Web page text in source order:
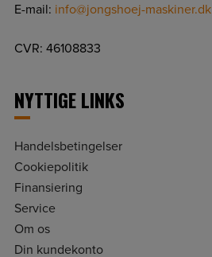
E-mail: info@jongshoej-maskiner.dk
CVR: 46108833
NYTTIGE LINKS
Handelsbetingelser
Cookiepolitik
Finansiering
Service
Om os
Din kundekonto